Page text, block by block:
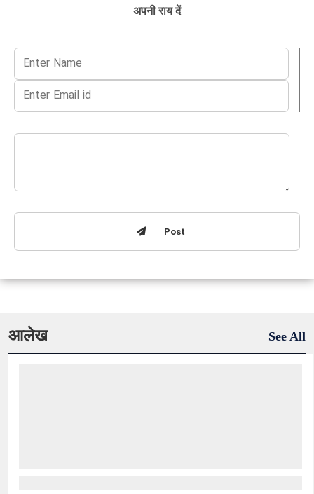
अपनी राय दें
Post
आलेख See All